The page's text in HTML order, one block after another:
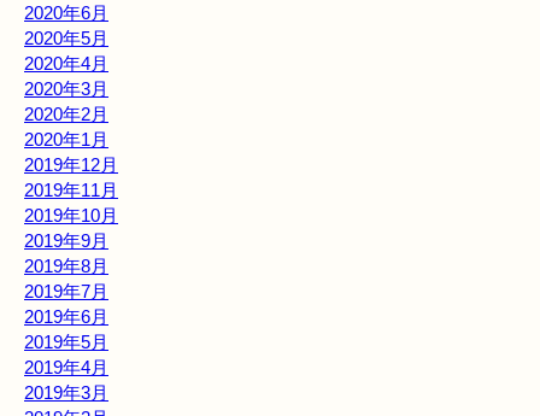
2020年6月
2020年5月
2020年4月
2020年3月
2020年2月
2020年1月
2019年12月
2019年11月
2019年10月
2019年9月
2019年8月
2019年7月
2019年6月
2019年5月
2019年4月
2019年3月